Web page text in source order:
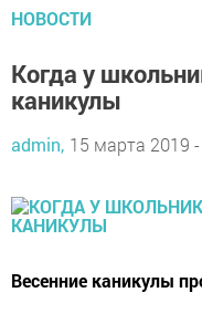
НОВОСТИ
Когда у
каникулы
admin, 15 марта 2019
Весенние каникулы